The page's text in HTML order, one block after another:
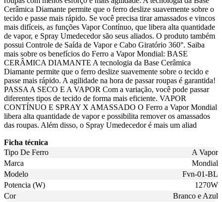
Cerâmica Diamante permite que o ferro deslize suavemente sobre o
tecido e passe mais rápido. Se você precisa tirar amassados e vincos
mais difíceis, as funções Vapor Contínuo, que libera alta quantidade
de vapor, e Spray Umedecedor são seus aliados. O produto também
possui Controle de Saída de Vapor e Cabo Giratório 360°. Saiba
mais sobre os benefícios do Ferro a Vapor Mondial: BASE
CERÂMICA DIAMANTE A tecnologia da Base Cerâmica
Diamante permite que o ferro deslize suavemente sobre o tecido e
passe mais rápido. A agilidade na hora de passar roupas é garantida!
PASSA A SECO E A VAPOR Com a variação, você pode passar
diferentes tipos de tecido de forma mais eficiente. VAPOR
CONTÍNUO E SPRAY X AMASSADO O Ferro a Vapor Mondial
libera alta quantidade de vapor e possibilita remover os amassados
das roupas. Além disso, o Spray Umedecedor é mais um aliad
Ficha técnica
Tipo De Ferro
A Vapor
Marca
Mondial
Modelo
Fvn-01-BL
Potencia (W)
1270W
Cor
Branco e Azul